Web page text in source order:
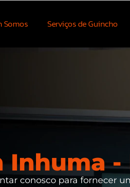
Somos Serviços de Guincho
Inhuma -
conosco para fornecer